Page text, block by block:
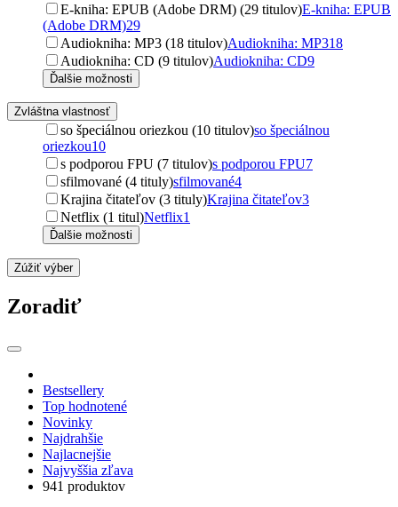
E-kniha: EPUB (Adobe DRM) (29 titulov)E-kniha: EPUB
(Adobe DRM)29
Audiokniha: MP3 (18 titulov)Audiokniha: MP318
Audiokniha: CD (9 titulov)Audiokniha: CD9
Ďalšie možnosti
Zvláštna vlastnosť
so špeciálnou oriezkou (10 titulov)so špeciálnou
oriezkou10
s podporou FPU (7 titulov)s podporou FPU7
sfilmované (4 tituly)sfilmované4
Krajina čitateľov (3 tituly)Krajina čitateľov3
Netflix (1 titul)Netflix1
Ďalšie možnosti
Zúžiť výber
Zoradiť
Bestsellery
Top hodnotené
Novinky
Najdrahšie
Najlacnejšie
Najvyššia zľava
941 produktov